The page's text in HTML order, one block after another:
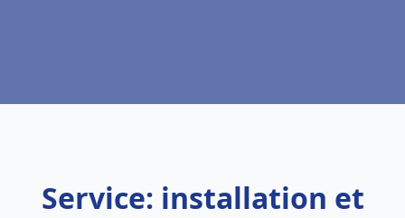
Service: installation et